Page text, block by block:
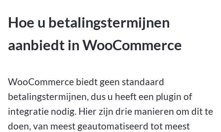
Hoe u betalingstermijnen
aanbiedt in WooCommerce
WooCommerce biedt geen standaard
betalingstermijnen, dus u heeft een plugin of
integratie nodig. Hier zijn drie manieren om dit te
doen, van meest geautomatiseerd tot meest